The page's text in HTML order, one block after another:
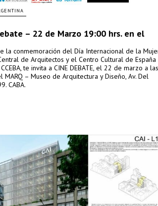
– 22 de Marzo 19:00 hrs. en el
la conmemoración del Día Internacional de la
de Arquitectos y el Centro Cultural de España
te invita a CINE DEBATE, el 22 de marzo a las
MARQ – Museo de Arquitectura y Diseño, Av. Del
CABA.